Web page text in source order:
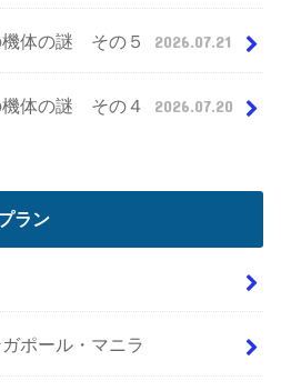
機体の謎 その５ 2026.07.21
機体の謎 その４ 2026.07.20
ラン
ポール・マニラ